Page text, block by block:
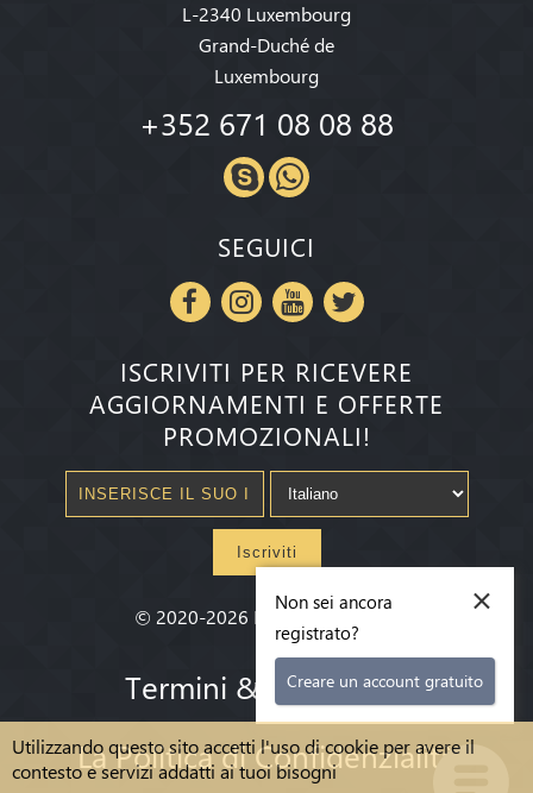
Utilizzando questo sito accetti l'uso di cookie per avere il
contesto e servizi addatti ai tuoi bisogni
L-2340 Luxembourg
Grand-Duché de
Luxembourg
+352 671 08 08 88
SEGUICI
ISCRIVITI PER RICEVERE
AGGIORNAMENTI E OFFERTE
PROMOZIONALI!
Iscriviti
© 2020-2026 Millenium State®
Termini & condizioni
La Politica di Confidenzialità
×
Non sei ancora
registrato?
Creare un account gratuito